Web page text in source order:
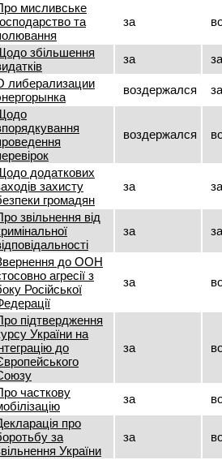
мисливське
та
за
збільшення
за за
либерализации
воздержался за
воздержался
додаткових
захисту
громадян
за за
звільнення від
за за
до ООН
агресії з
Російської
за
підтвердження
України на
до
за
часткову
за
про
за
України
за